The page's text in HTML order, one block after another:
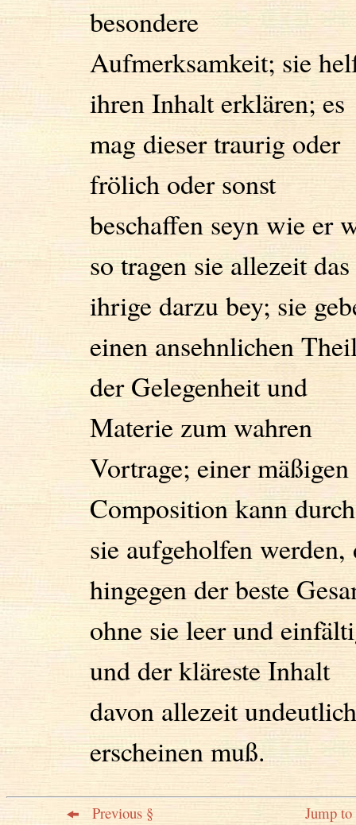
besondere
Aufmerksamkeit; sie
ihren Inhalt erklären; es
mag dieser traurig oder
frölich oder sonst
beschaffen seyn wie er
so tragen sie allezeit das
ihrige darzu bey; sie
einen ansehnlichen
der Gelegenheit und
Materie zum wahren
Vortrage; einer mäßigen
Composition kann durch
sie aufgeholfen werden,
hingegen der beste
ohne sie leer und
und der kläreste Inhalt
davon allezeit undeutlich
erscheinen muß.
Previous § Jump